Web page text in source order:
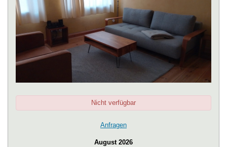
Nicht verfügbar
Anfragen
August 2026